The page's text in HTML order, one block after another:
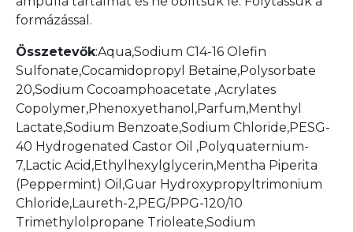
formázással.
Összetevők:Aqua,Sodium C14-16 Olefin
Sulfonate,Cocamidopropyl Betaine,Polysorbate
20,Sodium Cocoamphoacetate ,Acrylates
Copolymer,Phenoxyethanol,Parfum,Menthyl
Lactate,Sodium Benzoate,Sodium Chloride,PESG-
40 Hydrogenated Castor Oil ,Polyquaternium-
7,Lactic Acid,Ethylhexylglycerin,Mentha Piperita
(Peppermint) Oil,Guar Hydroxypropyltrimonium
Chloride,Laureth-2,PEG/PPG-120/10
Trimethylolpropane Trioleate,Sodium